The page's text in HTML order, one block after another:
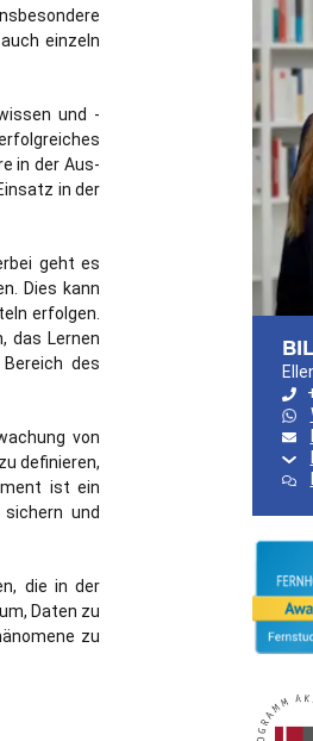
einzeln
und -
in der Aus-
in der
geht es
Dies kann
erfolgen.
das Lernen
des
von
definieren,
ist ein
und
die in der
Daten zu
zu